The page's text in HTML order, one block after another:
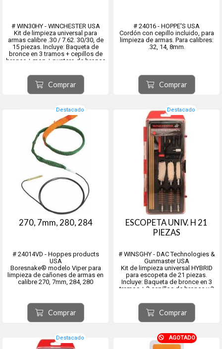
# WIN30HY - WINCHESTER USA
Kit de limpieza universal para
armas calibre .30 / 7.62. 30/30, de
15 piezas. Incluye: Baqueta de
bronce en 3 tramos + cepillos de
bronce + mop + puntero de bronce
boresnake + 25 parche de limpieza
descartables y 6 punteros para
destorn...
Comprar
# 24016 - HOPPE'S USA
Cordón con cepillo incluido, para
limpieza de armas. Para calibres:
.32, 14, 8mm.
Comprar
Destacado
270, 7mm, 280, 284
# 24014VD - Hoppes products
USA
Boresnake® modelo Viper para
limpieza de cañones de armas en
calibre 270, 7mm, 284, 280
Comprar
Destacado
ESCOPETA UNIV. H 21
PIEZAS
# WINSGHY - DAC Technologies &
Gunmaster USA
Kit de limpieza universal HYBRID
para escopeta de 21 piezas.
Incluye: Baqueta de bronce en 3
tramos + 3 cepillos de bronce y 3
.410 + 2 tips plásticos pasa-trapo
para calibre .12 y .410 + boresnake
+ 25 parche de limpiez...
Comprar
Destacado AGOTADO